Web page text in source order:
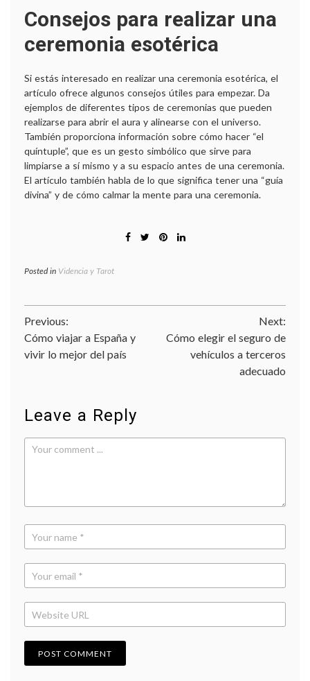
Consejos para realizar una
ceremonia esotérica
Si estás interesado en realizar una ceremonia esotérica, el
artículo ofrece algunos consejos útiles para empezar. Da
ejemplos de diferentes tipos de ceremonias que pueden
realizarse para abrir el aura y alinearse con el universo.
También proporciona información sobre cómo hacer “el
quíntuple”, que es un gesto simbólico que sirve para
limpiarse a sí mismo y a su espacio antes de una ceremonia.
El artículo también habla de lo que significa tener una “guía
divina” y de cómo calmar la mente para una ceremonia.
Posted in Videncia y Tarot
Navegación
de
Previous:
Cómo viajar a España y
vivir lo mejor del país
Next:
Cómo elegir el seguro de
vehículos a terceros
adecuado
Leave a Reply